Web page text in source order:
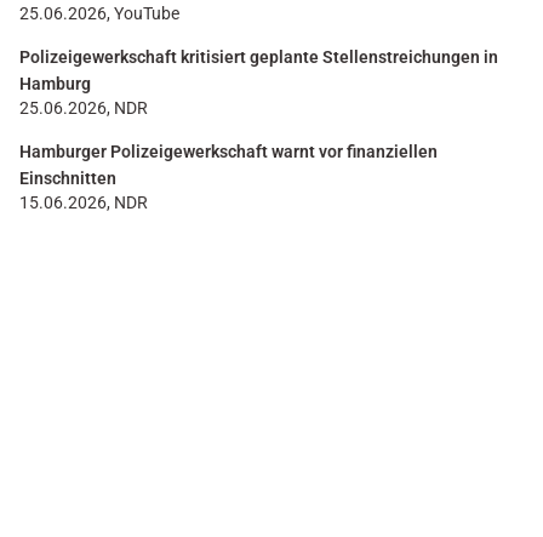
25.06.2026, YouTube
Polizeigewerkschaft kritisiert geplante Stellenstreichungen in
Hamburg
25.06.2026, NDR
Hamburger Polizeigewerkschaft warnt vor finanziellen
Einschnitten
15.06.2026, NDR